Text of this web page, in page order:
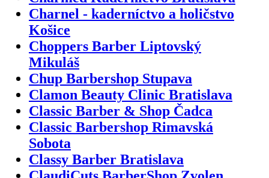
Charnel - kaderníctvo a holičstvo
Košice
Choppers Barber Liptovský
Mikuláš
Chup Barbershop Stupava
Clamon Beauty Clinic Bratislava
Classic Barber & Shop Čadca
Classic Barbershop Rimavská
Sobota
Classy Barber Bratislava